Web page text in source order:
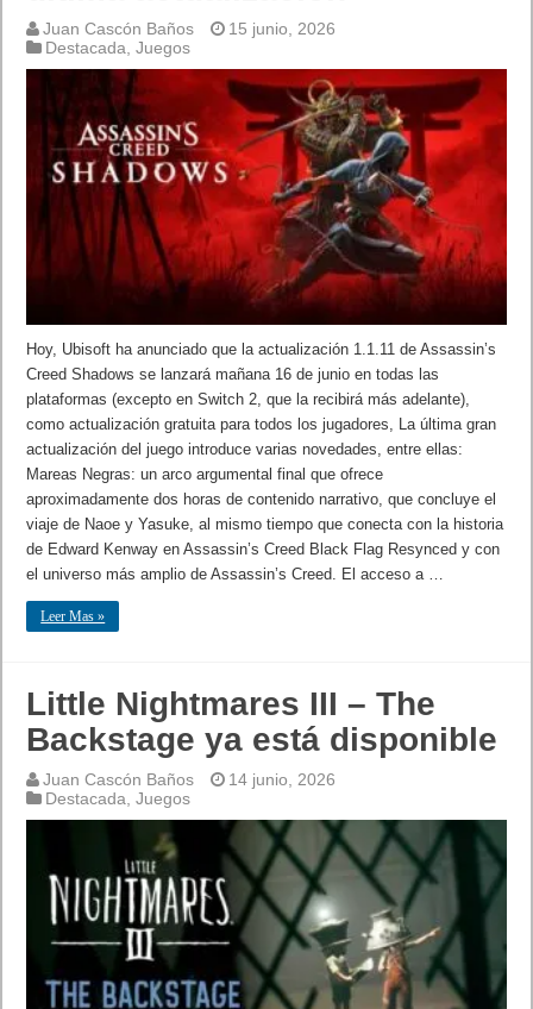
Juan Cascón Baños
15 junio, 2026
Destacada ,Juegos
Hoy, Ubisoft ha anunciado que la actualización 1.1.11 de Assassin’s
Creed Shadows se lanzará mañana 16 de junio en todas las
plataformas (excepto en Switch 2, que la recibirá más adelante),
como actualización gratuita para todos los jugadores, La última gran
actualización del juego introduce varias novedades, entre ellas:
Mareas Negras: un arco argumental final que ofrece
aproximadamente dos horas de contenido narrativo, que concluye el
viaje de Naoe y Yasuke, al mismo tiempo que conecta con la historia
de Edward Kenway en Assassin’s Creed Black Flag Resynced y con
el universo más amplio de Assassin’s Creed. El acceso a …
Leer Mas »
Little Nightmares III – The
Backstage ya está disponible
Juan Cascón Baños
14 junio, 2026
Destacada ,Juegos